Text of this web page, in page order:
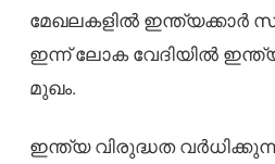
മേഖലകളിൽ ഇന്ത്യക്കാർ
ഇന്ന് ലോക വേദിയിൽ
മുഖം.
ഇന്ത്യ വിരുദ്ധത